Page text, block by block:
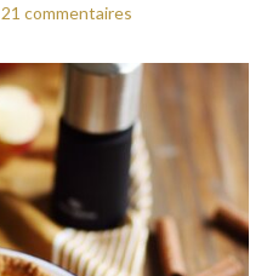
21 commentaires